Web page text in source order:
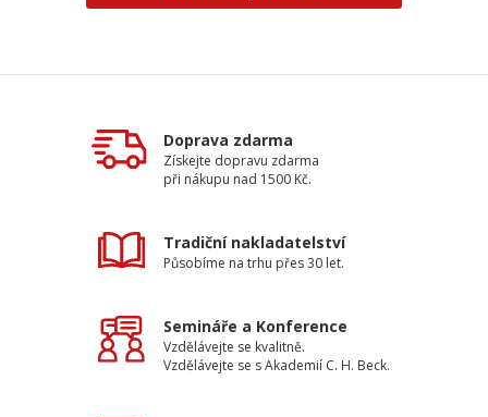
Doprava zdarma
Získejte dopravu zdarma
při nákupu nad 1500 Kč.
Tradiční nakladatelství
Působíme na trhu přes 30 let.
Semináře a Konference
Vzdělávejte se kvalitně.
Vzdělávejte se s Akademií C. H. Beck.